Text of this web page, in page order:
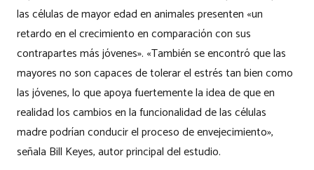
las células de mayor edad en animales presenten «un
retardo en el crecimiento en comparación con sus
contrapartes más jóvenes». «También se encontró que las
mayores no son capaces de tolerar el estrés tan bien como
las jóvenes, lo que apoya fuertemente la idea de que en
realidad los cambios en la funcionalidad de las células
madre podrían conducir el proceso de envejecimiento»,
señala Bill Keyes, autor principal del estudio.